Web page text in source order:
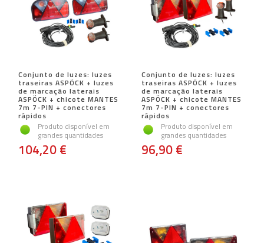
Conjunto de luzes: luzes
traseiras ASPÖCK + luzes
de marcação laterais
ASPÖCK + chicote MANTES
7m 7-PIN + conectores
rápidos
Produto disponível em
grandes quantidades
104,20 €
Conjunto de luzes: luzes
traseiras ASPÖCK + luzes
de marcação laterais
ASPÖCK + chicote MANTES
7m 7-PIN + conectores
rápidos
Produto disponível em
grandes quantidades
96,90 €